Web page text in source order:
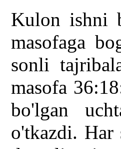
Kulon ishni
masofaga
sonli
masofa
bo'lgan
o'tkazdi. Har